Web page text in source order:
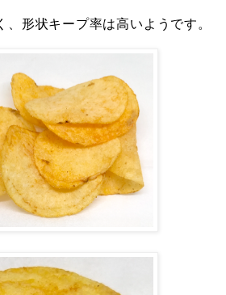
、形状キープ率は高いようです。